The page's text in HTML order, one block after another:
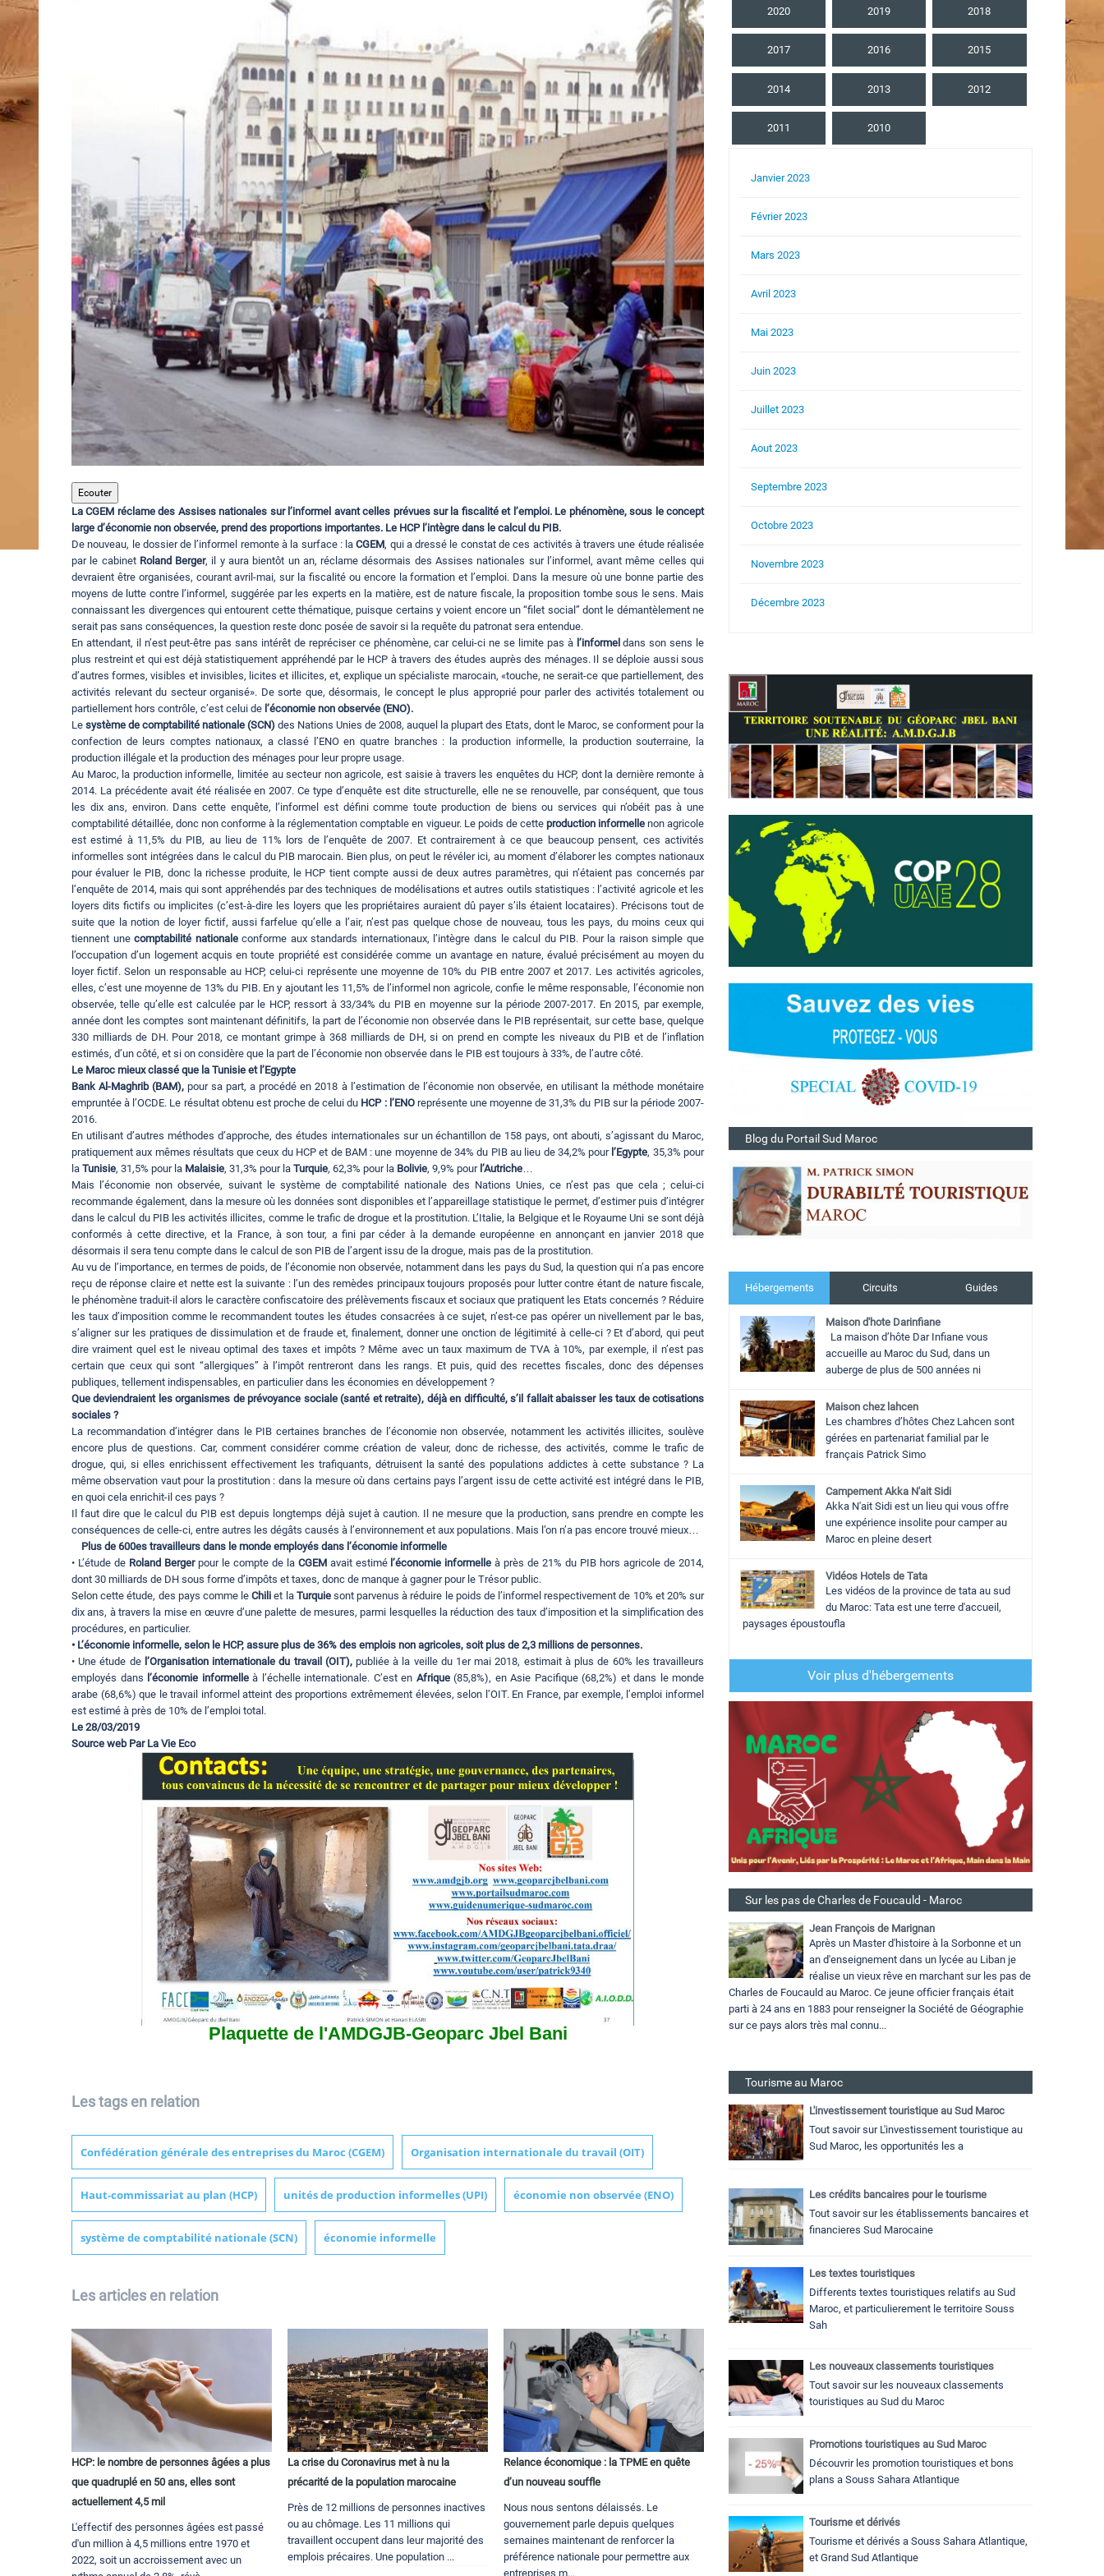
Ecouter
La CGEM réclame des Assises nationales sur l’informel avant celles prévues sur la fiscalité et l’emploi. Le phénomène, sous le concept
large d’économie non observée, prend des proportions importantes. Le HCP l’intègre dans le calcul du PIB.
De nouveau, le dossier de l’informel remonte à la surface : laCGEM, qui a dressé le constat de ces activités à travers une étude réalisée
par le cabinet Roland Berger, il y aura bientôt un an, réclame désormais des Assises nationales sur l’informel, avant même celles qui
devraient être organisées, courant avril-mai, sur la fiscalité ou encore la formation et l’emploi. Dans la mesure où une bonne partie des
moyens de lutte contre l’informel, suggérée par les experts en la matière, est de nature fiscale, la proposition tombe sous le sens. Mais
connaissant les divergences qui entourent cette thématique, puisque certains y voient encore un “filet social” dont le démantèlement ne
serait pas sans conséquences, la question reste donc posée de savoir si la requête du patronat sera entendue.
En attendant, il n’est peut-être pas sans intérêt de repréciser ce phénomène, car celui-ci ne se limite pas à l’informel dans son sens le
plus restreint et qui est déjà statistiquement appréhendé par le HCP à travers des études auprès des ménages. Il se déploie aussi sous
d’autres formes, visibles et invisibles, licites et illicites, et, explique un spécialiste marocain, «touche, ne serait-ce que partiellement, des
activités relevant du secteur organisé». De sorte que, désormais, le concept le plus approprié pour parler des activités totalement ou
partiellement hors contrôle, c’est celui de l’économie non observée (ENO).
Le système de comptabilité nationale (SCN) des Nations Unies de 2008, auquel la plupart des Etats, dont le Maroc, se conforment pour la
confection de leurs comptes nationaux, a classé l’ENO en quatre branches : la production informelle, la production souterraine, la
production illégale et la production des ménages pour leur propre usage.
Au Maroc, la production informelle, limitée au secteur non agricole, est saisie à travers les enquêtes du HCP, dont la dernière remonte à
2014. La précédente avait été réalisée en 2007. Ce type d’enquête est dite structurelle, elle ne se renouvelle, par conséquent, que tous
les dix ans, environ. Dans cette enquête, l’informel est défini comme toute production de biens ou services qui n’obéit pas à une
comptabilité détaillée, donc non conforme à la réglementation comptable en vigueur. Le poids de cette production informellenon agricole
est estimé à 11,5% du PIB, au lieu de 11% lors de l’enquête de 2007. Et contrairement à ce que beaucoup pensent, ces activités
informelles sont intégrées dans le calcul du PIB marocain. Bien plus, on peut le révéler ici, au moment d’élaborer les comptes nationaux
pour évaluer le PIB, donc la richesse produite, le HCP tient compte aussi de deux autres paramètres, qui n’étaient pas concernés par
l’enquête de 2014, mais qui sont appréhendés par des techniques de modélisations et autres outils statistiques : l’activité agricole et les
loyers dits fictifs ou implicites (c’est-à-dire les loyers que les propriétaires auraient dû payer s’ils étaient locataires). Précisons tout de
suite que la notion de loyer fictif, aussi farfelue qu’elle a l’air, n’est pas quelque chose de nouveau, tous les pays, du moins ceux qui
tiennent unecomptabilité nationaleconforme aux standards internationaux, l’intègre dans le calcul du PIB. Pour la raison simple que
l’occupation d’un logement acquis en toute propriété est considérée comme un avantage en nature, évalué précisément au moyen du
loyer fictif. Selon un responsable au HCP, celui-ci représente une moyenne de 10% du PIB entre 2007 et 2017. Les activités agricoles,
elles, c’est une moyenne de 13% du PIB. En y ajoutant les 11,5% de l’informel non agricole, confie le même responsable, l’économie non
observée, telle qu’elle est calculée par le HCP, ressort à 33/34% du PIB en moyenne sur la période 2007-2017. En 2015, par exemple,
année dont les comptes sont maintenant définitifs, la part de l’économie non observée dans le PIB représentait, sur cette base, quelque
330 milliards de DH. Pour 2018, ce montant grimpe à 368 milliards de DH, si on prend en compte les niveaux du PIB et de l’inflation
estimés, d’un côté, et si on considère que la part de l’économie non observée dans le PIB est toujours à 33%, de l’autre côté.
Le Maroc mieux classé que la Tunisie et l’Egypte
Bank Al-Maghrib (BAM), pour sa part, a procédé en 2018 à l’estimation de l’économie non observée, en utilisant la méthode monétaire
empruntée à l’OCDE. Le résultat obtenu est proche de celui du HCP : l’ENOreprésente une moyenne de 31,3% du PIB sur la période 2007-
2016.
En utilisant d’autres méthodes d’approche, des études internationales sur un échantillon de 158 pays, ont abouti, s’agissant du Maroc,
pratiquement aux mêmes résultats que ceux du HCP et de BAM : une moyenne de 34% du PIB au lieu de 34,2% pour l’Egypte, 35,3% pour
la Tunisie, 31,5% pour la Malaisie, 31,3% pour la Turquie, 62,3% pour la Bolivie, 9,9% pour l’Autriche…
Mais l’économie non observée, suivant le système de comptabilité nationale des Nations Unies, ce n’est pas que cela ; celui-ci
recommande également, dans la mesure où les données sont disponibles et l’appareillage statistique le permet, d’estimer puis d’intégrer
dans le calcul du PIB les activités illicites, comme le trafic de drogue et la prostitution. L’Italie, la Belgique et le Royaume Uni se sont déjà
conformés à cette directive, et la France, à son tour, a fini par céder à la demande européenne en annonçant en janvier 2018 que
désormais il sera tenu compte dans le calcul de son PIB de l’argent issu de la drogue, mais pas de la prostitution.
Au vu de l’importance, en termes de poids, de l’économie non observée, notamment dans les pays du Sud, la question qui n’a pas encore
reçu de réponse claire et nette est la suivante : l’un des remèdes principaux toujours proposés pour lutter contre étant de nature fiscale,
le phénomène traduit-il alors le caractère confiscatoire des prélèvements fiscaux et sociaux que pratiquent les Etats concernés ? Réduire
les taux d’imposition comme le recommandent toutes les études consacrées à ce sujet, n’est-ce pas opérer un nivellement par le bas,
s’aligner sur les pratiques de dissimulation et de fraude et, finalement, donner une onction de légitimité à celle-ci ? Et d’abord, qui peut
dire vraiment quel est le niveau optimal des taxes et impôts ? Même avec un taux maximum de TVA à 10%, par exemple, il n’est pas
certain que ceux qui sont “allergiques” à l’impôt rentreront dans les rangs. Et puis, quid des recettes fiscales, donc des dépenses
publiques, tellement indispensables, en particulier dans les économies en développement ?
Que deviendraient les organismes de prévoyance sociale (santé et retraite), déjà en difficulté, s’il fallait abaisser les taux de cotisations
sociales ?
La recommandation d’intégrer dans le PIB certaines branches de l’économie non observée, notamment les activités illicites, soulève
encore plus de questions. Car, comment considérer comme création de valeur, donc de richesse, des activités, comme le trafic de
drogue, qui, si elles enrichissent effectivement les trafiquants, détruisent la santé des populations addictes à cette substance ? La
même observation vaut pour la prostitution : dans la mesure où dans certains pays l’argent issu de cette activité est intégré dans le PIB,
en quoi cela enrichit-il ces pays ?
Il faut dire que le calcul du PIB est depuis longtemps déjà sujet à caution. Il ne mesure que la production, sans prendre en compte les
conséquences de celle-ci, entre autres les dégâts causés à l’environnement et aux populations. Mais l’on n’a pas encore trouvé mieux…
Plus de 600es travailleurs dans le monde employés dans l’économie informelle
• L’étude de Roland Bergerpour le compte de la CGEMavait estimé l’économie informelle à près de 21% du PIB hors agricole de 2014,
dont 30 milliards de DH sous forme d’impôts et taxes, donc de manque à gagner pour le Trésor public.
Selon cette étude, des pays comme leChili et la Turquiesont parvenus à réduire le poids de l’informel respectivement de 10% et 20% sur
dix ans, à travers la mise en œuvre d’une palette de mesures, parmi lesquelles la réduction des taux d’imposition et la simplification des
procédures, en particulier.
• L’économie informelle, selon le HCP, assure plus de 36% des emplois non agricoles, soit plus de 2,3 millions de personnes.
• Une étude de l’Organisation internationale du travail (OIT),publiée à la veille du 1er mai 2018, estimait à plus de 60% les travailleurs
employés dans l’économie informelleà l’échelle internationale. C’est en Afrique(85,8%), en Asie Pacifique (68,2%) et dans le monde
arabe (68,6%) que le travail informel atteint des proportions extrêmement élevées, selon l’OIT. En France, par exemple, l’emploi informel
est estimé à près de 10% de l’emploi total.
Le 28/03/2019
Source web Par La Vie Eco
Plaquette de l'AMDGJB-Geoparc Jbel Bani
Les tags en relation
Confédération générale des entreprises du Maroc (CGEM) Organisation internationale du travail (OIT)
Haut-commissariat au plan (HCP) unités de production informelles (UPI) économie non observée (ENO)
système de comptabilité nationale (SCN) économie informelle
Les articles en relation
HCP: le nombre de personnes âgées a plus
que quadruplé en 50 ans, elles sont
actuellement 4,5 mil
L'effectif des personnes âgées est passé
d'un million à 4,5 millions entre 1970 et
2022, soit un accroissement avec un
La crise du Coronavirus met à nu la
précarité de la population marocaine
Près de 12 millions de personnes inactives
ou au chômage. Les 11 millions qui
travaillent occupent dans leur majorité des
emplois précaires. Une population ...
Relance économique : la TPME en quête
d’un nouveau souffle
Nous nous sentons délaissés. Le
gouvernement parle depuis quelques
semaines maintenant de renforcer la
préférence nationale pour permettre aux
entreprises m...
2020 2019 2018
2017 2016 2015
2014 2013 2012
2011 2010
Janvier 2023
Février 2023
Mars 2023
Avril 2023
Mai 2023
Juin 2023
Juillet 2023
Aout 2023
Septembre 2023
Octobre 2023
Novembre 2023
Décembre 2023
Blog du Portail Sud Maroc
Hébergements Circuits Guides
Maison d'hote Darinfiane
La maison d’hôte Dar Infiane vous
accueille au Maroc du Sud, dans un
auberge de plus de 500 années ni
Maison chez lahcen
Les chambres d’hôtes Chez Lahcen sont
gérées en partenariat familial par le
français Patrick Simo
Campement Akka N'ait Sidi
Akka N'ait Sidi est un lieu qui vous offre
une expérience insolite pour camper au
Maroc en pleine desert
Vidéos Hotels de Tata
Les vidéos de la province de tata au sud
du Maroc: Tata est une terre d'accueil,
paysages époustoufla
Voir plus d'hébergements
Sur les pas de Charles de Foucauld - Maroc
Jean François de Marignan
Après un Master d'histoire à la Sorbonne et un
an d'enseignement dans un lycée au Liban je
réalise un vieux rêve en marchant sur les pas de
Charles de Foucauld au Maroc. Ce jeune officier français était
parti à 24 ans en 1883 pour renseigner la Société de Géographie
sur ce pays alors très mal connu...
Tourisme au Maroc
L'investissement touristique au Sud Maroc
Tout savoir sur L'investissement touristique au
Sud Maroc, les opportunités les a
Les crédits bancaires pour le tourisme
Tout savoir sur les établissements bancaires et
financieres Sud Marocaine
Les textes touristiques
Differents textes touristiques relatifs au Sud
Maroc, et particulierement le territoire Souss
Sah
Les nouveaux classements touristiques
Tout savoir sur les nouveaux classements
touristiques au Sud du Maroc
Promotions touristiques au Sud Maroc
Découvrir les promotion touristiques et bons
plans a Souss Sahara Atlantique
Tourisme et dérivés
Tourisme et dérivés a Souss Sahara Atlantique,
et Grand Sud Atlantique